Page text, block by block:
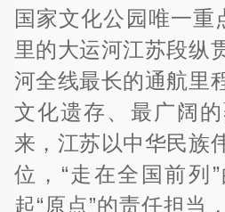
国家文化公园唯一重
里的大运河江苏段纵
河全线最长的通航里
文化遗存、最广阔
来，江苏以中华民族
位，“走在全国前列
起“原点”的责任担当